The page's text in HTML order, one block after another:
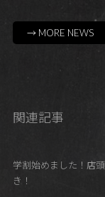
→ MORE NEWS
関連記事
学割始めました！店
き！